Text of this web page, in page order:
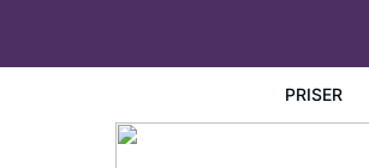
PRISER